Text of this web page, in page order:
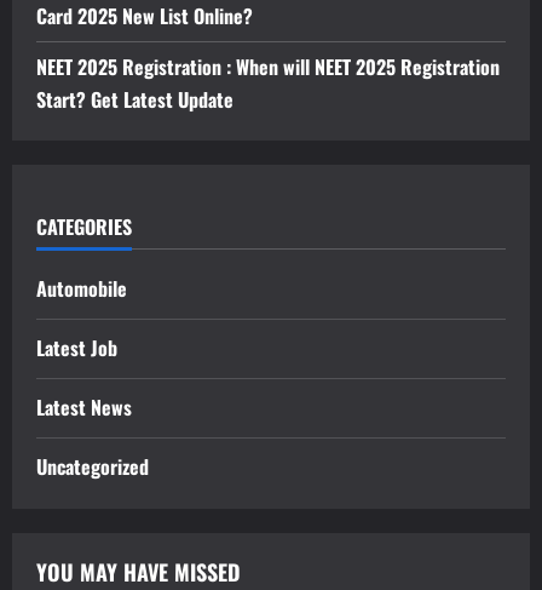
Card 2025 New List Online?
NEET 2025 Registration : When will NEET 2025 Registration
Start? Get Latest Update
CATEGORIES
Automobile
Latest Job
Latest News
Uncategorized
YOU MAY HAVE MISSED